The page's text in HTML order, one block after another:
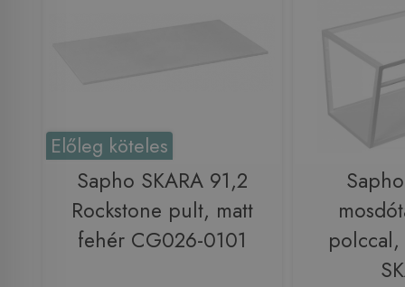
Előleg köteles
Sapho SKARA 91,2
Rockstone pult, matt
fehér CG026-0101